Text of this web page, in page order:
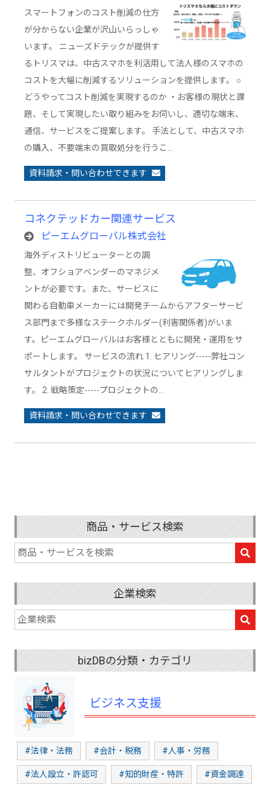
スマートフォンのコスト削減の仕方
が分からない企業が沢山いらっしゃ
います。 ニューズドテックが提供す
るトリスマは、中古スマホを利活用して法人様のスマホの
コストを大幅に削減するソリューションを提供します。 ○
どうやってコスト削減を実現するのか ・お客様の現状と課
題、そして実現したい取り組みをお伺いし、適切な端末、
通信、サービスをご提案します。 手法として、中古スマホ
の購入、不要端末の買取処分を行うこ…
資料請求・問い合わせできます
コネクテッドカー関連サービス
ピーエムグローバル株式会社
海外ディストリビューターとの調
整、オフショアベンダーのマネジメ
ントが必要です。また、サービスに
関わる自動車メーカーには開発チームからアフターサービ
ス部門まで多様なステークホルダー(利害関係者)がいま
す。ピーエムグローバルはお客様とともに開発・運用をサ
ポートします。 サービスの流れ 1. ヒアリング-----弊社コン
サルタントがプロジェクトの状況についてヒアリングしま
す。 2. 戦略策定-----プロジェクトの…
資料請求・問い合わせできます
商品・サービス検索
企業検索
bizDBの分類・カテゴリ
ビジネス支援
#法律・法務 #会計・税務 #人事・労務
#法人設立・許認可 #知的財産・特許 #資金調達